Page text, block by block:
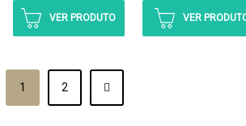
VER PRODUTO VER
1 2